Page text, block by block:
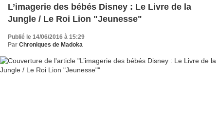
L’imagerie des bébés Disney : Le Livre de la
Jungle / Le Roi Lion "Jeunesse"
Publié le 14/06/2016 à 15:29
Par Chroniques de Madoka